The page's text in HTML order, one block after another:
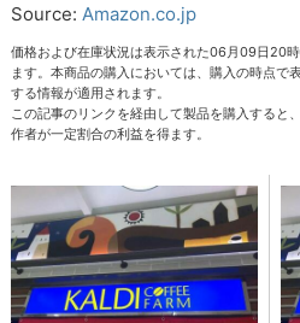
Source: Amazon.co.jp
価格および在庫状況は表示された06月09日20
ます。本商品の購入においては、購入の時点で
する情報が適用されます。
この記事のリンクを経由して製品を購入すると
作者が一定割合の利益を得ます。